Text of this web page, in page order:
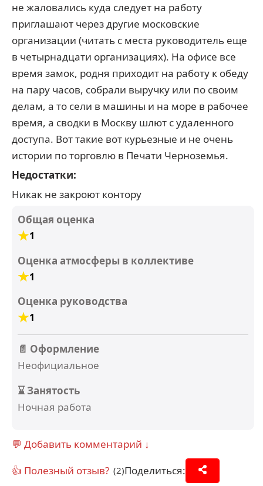
не жаловались куда следует на работу
приглашают через другие московские
организации (читать с места руководитель еще
в четырнадцати организациях). На офисе все
время замок, родня приходит на работу к обеду
на пару часов, собрали выручку или по своим
делам, а то сели в машины и на море в рабочее
время, а сводки в Москву шлют с удаленного
доступа. Вот такие вот курьезные и не очень
истории по торговлю в Печати Черноземья.
Недостатки:
Никак не закроют контору
Общая оценка
1
Оценка атмосферы в коллективе
1
Оценка руководства
1
📄 Оформление
Неофициальное
⌛ Занятость
Ночная работа
💬 Добавить комментарий ↓
👍 Полезный отзыв? (2)Поделиться: